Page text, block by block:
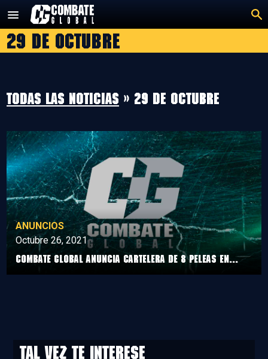
contenido
29 de octubre
Todas las noticias » 29 de octubre
ANUNCIOS
Octubre 26, 2021
COMBATE GLOBAL ANUNCIA CARTELERA DE 8 PELEAS EN...
Tal vez te interese